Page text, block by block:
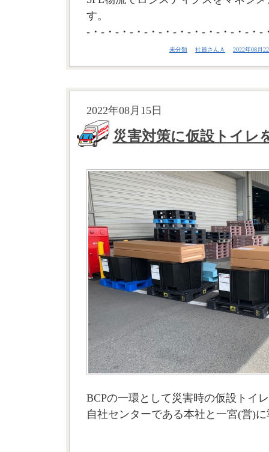
す。
-・-・-・-・-・-・-・-・-・-・-・-・-
未分類 社員さんＡ 2022年08月
2022年08月15日
災害対策に仮設トイレ
BCPの一環として災害時の仮設トイ
自社センターである本社と一宮(営)